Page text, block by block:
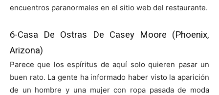
encuentros paranormales en el sitio web del restaurante.
6-Casa De Ostras De Casey Moore (Phoenix,
Arizona)
Parece que los espíritus de aquí solo quieren pasar un
buen rato. La gente ha informado haber visto la aparición
de un hombre y una mujer con ropa pasada de moda